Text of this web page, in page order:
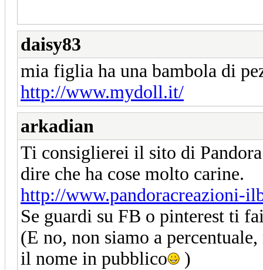
daisy83
mia figlia ha una bambola di
http://www.mydoll.it/
arkadian
Ti consiglierei il sito di
dire che ha cose molto carine.
http://www.pandoracreazioni-
Se guardi su FB o pinterest ti
(E no, non siamo a
il nome in pubblico
)